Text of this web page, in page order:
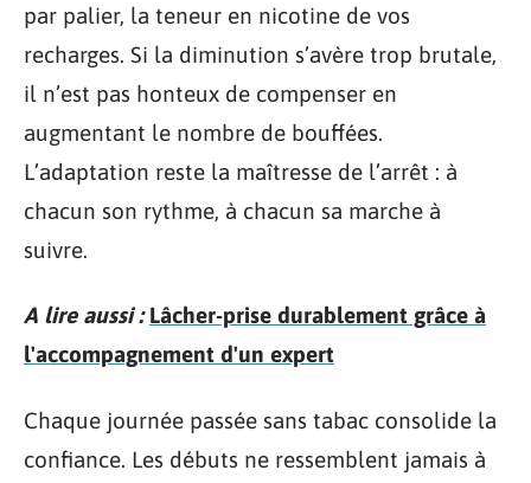
par palier, la teneur en nicotine de vos
recharges. Si la diminution s’avère trop brutale,
il n’est pas honteux de compenser en
augmentant le nombre de bouffées.
L’adaptation reste la maîtresse de l’arrêt : à
chacun son rythme, à chacun sa marche à
suivre.
A lire aussi : Lâcher-prise durablement grâce à
l'accompagnement d'un expert
Chaque journée passée sans tabac consolide la
confiance. Les débuts ne ressemblent jamais à